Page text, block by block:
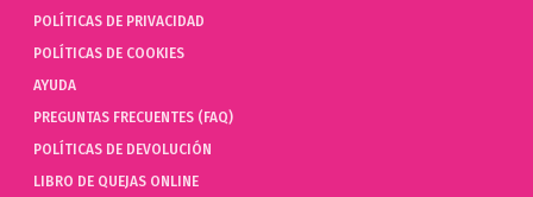
POLÍTICAS DE PRIVACIDAD
POLÍTICAS DE COOKIES
AYUDA
PREGUNTAS FRECUENTES (FAQ)
POLÍTICAS DE DEVOLUCIÓN
LIBRO DE QUEJAS ONLINE